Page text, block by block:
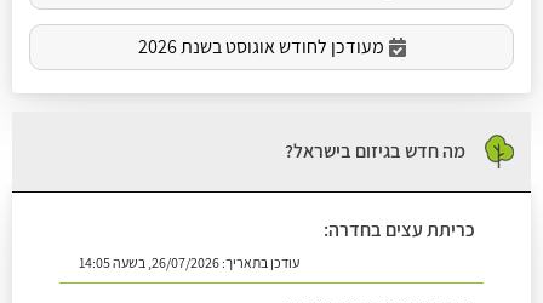
מעודכן לחודש אוגוסט בשנת 2026
מה חדש בגיזום בישראל?
כריתת עצים בחדרה:
עודכן בתאריך:26/07/2026, בשעה 14:05